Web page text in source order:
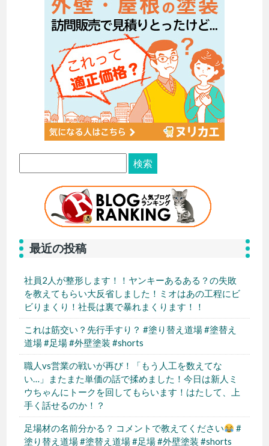
最近の投稿
社員2人が整形します！！ヤンキーあるある？の失敗
を教えてもらい大反省しました！ミオはあの工程にビ
ビりまくり！社長は裏で暴れまくります！！
これは筋交い？先行手すり？ #塗り替え道場 #塗替え
道場 #足場 #外壁塗装 #shorts
職人vs営業の戦いが再び！「もう人工を数えてな
い…」またまた単価の話で揉めました！今日は新人ミ
ウちゃんにトークを回してもらいます！はたして、上
手く話せるのか！？
足場材の名前分かる？ コメントで教えてください
#
塗り替え道場 #塗替え道場 #足場 #外壁塗装 #shorts